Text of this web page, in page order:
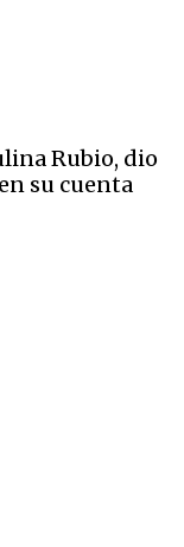
Rubio, dio
su cuenta